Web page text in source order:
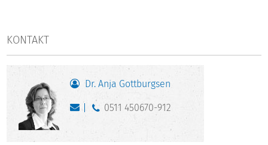
KONTAKT
Dr. Anja Gottburgsen
0511 450670-912